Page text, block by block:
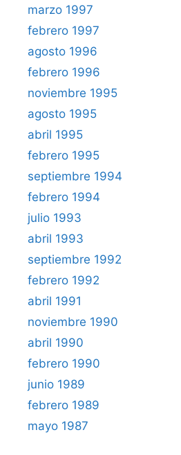
marzo 1997
febrero 1997
agosto 1996
febrero 1996
noviembre 1995
agosto 1995
abril 1995
febrero 1995
septiembre 1994
febrero 1994
julio 1993
abril 1993
septiembre 1992
febrero 1992
abril 1991
noviembre 1990
abril 1990
febrero 1990
junio 1989
febrero 1989
mayo 1987